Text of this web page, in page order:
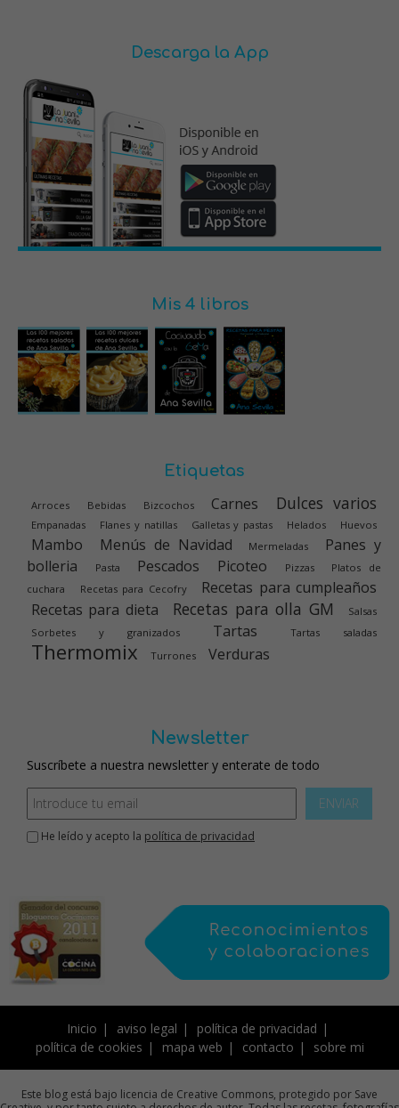
Descarga la App
Mis 4 libros
Etiquetas
Arroces Bebidas Bizcochos Carnes Dulces varios
Empanadas Flanes y natillas Galletas y pastas Helados Huevos
Mambo Menús de Navidad Mermeladas
Panes y
bolleria
Pasta Pescados Picoteo Pizzas
Platos de
cuchara
Recetas para Cecofry
Recetas para cumpleaños
Recetas para dieta
Recetas para olla GM
Salsas
Sorbetes y granizados
Tartas Tartas saladas
Thermomix Turrones Verduras
Newsletter
Suscríbete a nuestra newsletter y enterate de todo
ENVIAR
He leído y acepto la política de privacidad
Inicio aviso legal
política de privacidad
política de cookies
mapa web contacto sobre mi
Este blog está bajo licencia de Creative Commons, protegido por Save